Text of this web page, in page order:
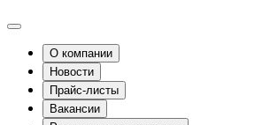
О компании
Новости
Прайс-листы
Вакансии